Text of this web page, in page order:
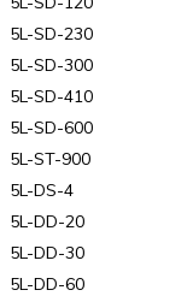
5L-SD-230
5L-SD-300
5L-SD-410
5L-SD-600
5L-ST-900
5L-DS-4
5L-DD-20
5L-DD-30
5L-DD-60